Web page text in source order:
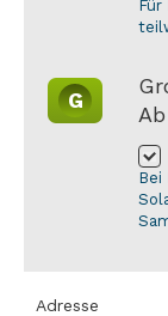
Für
G
Bei
Adresse